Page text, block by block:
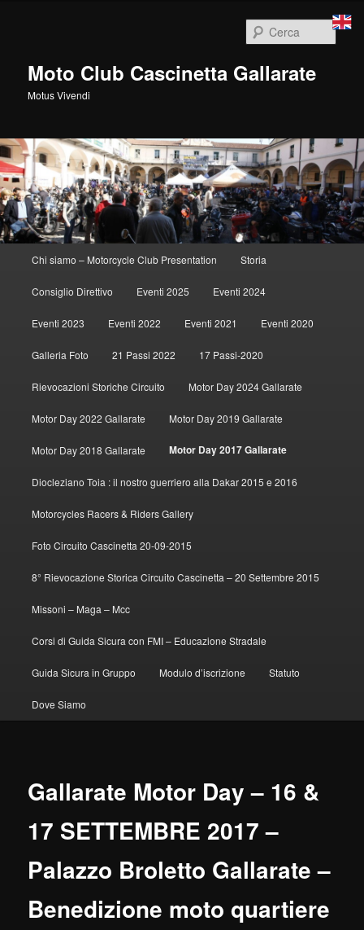
Moto Club Cascinetta Gallarate
Motus Vivendi
Cerca
principale
Chi siamo – Motorcycle Club Presentation Storia
Consiglio Direttivo Eventi 2025 Eventi 2024
Eventi 2023 Eventi 2022 Eventi 2021 Eventi 2020
Galleria Foto 21 Passi 2022 17 Passi-2020
Rievocazioni Storiche Circuito Motor Day 2024 Gallarate
Motor Day 2022 Gallarate Motor Day 2019 Gallarate
Motor Day 2018 Gallarate Motor Day 2017 Gallarate
Diocleziano Toia : il nostro guerriero alla Dakar 2015 e 2016
Motorcycles Racers & Riders Gallery
Foto Circuito Cascinetta 20-09-2015
8° Rievocazione Storica Circuito Cascinetta – 20 Settembre 2015
Missoni – Maga – Mcc
Corsi di Guida Sicura con FMI – Educazione Stradale
Guida Sicura in Gruppo Modulo d’iscrizione Statuto
Dove Siamo
Gallarate Motor Day – 16 &
17 SETTEMBRE 2017 –
Palazzo Broletto Gallarate –
Benedizione moto quartiere